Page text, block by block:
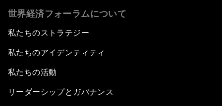
世界経済フォーラムについて
私たちのストラテジー
私たちのアイデンティティ
私たちの活動
リーダーシップとガバナンス